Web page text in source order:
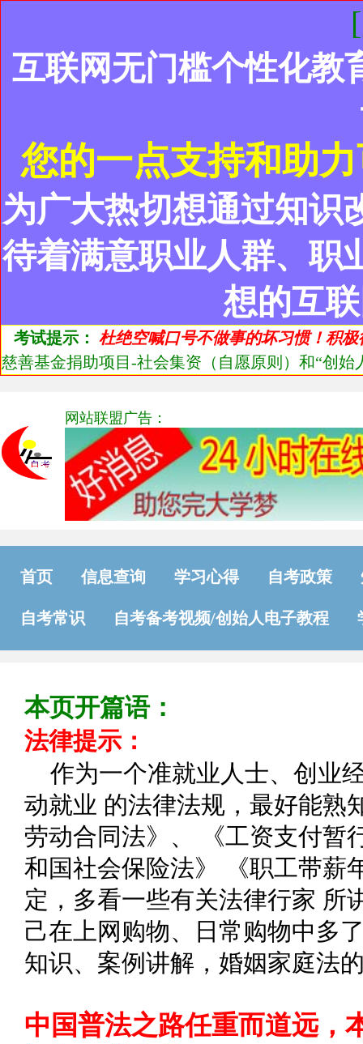
互联网无门槛个性化教
您的一点支持和助
为广大热切想通过知识
待着满意职业人群、职
想的互
考试提示： 杜绝空喊口号不做事的坏习惯！积
慈善基金捐助项目-社会集资（自愿原则）和“创
网站联盟广告：
首页 信息查询 学习心得 自考政策
自考常识 自考备考视频/创始人电子教程
本页开篇语：
法律提示：
作为一个准就业人士、创业
动就业 的法律法规，最好能熟
劳动合同法》、 《工资支付暂
和国社会保险法》 《职工带薪
定，多看一些有关法律行家 所
己在上网购物、日常购物中多
知识、案例讲解，婚姻家庭法
中国普法之路任重而道远，